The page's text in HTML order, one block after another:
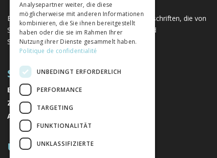
Eine einzigartige Plattform für Bücher und Zeitschriften, die von
Schweizer Verlagen im Bereich der Geistes- und
Sozialwissenschaften herausgegeben werden.
SITEMAP
BÜCHER
ZEITSCHRIFTEN
AUTOREN
ÜBER UNS
Analysepartner weiter, die diese
möglicherweise mit anderen Informationen
kombinieren, die Sie ihnen bereitgestellt
haben oder die sie im Rahmen Ihrer
Nutzung ihrer Dienste gesammelt haben.
Politique de confidentialité
UNBEDINGT ERFORDERLICH
PERFORMANCE
TARGETING
FUNKTIONALITÄT
UNKLASSIFIZIERTE